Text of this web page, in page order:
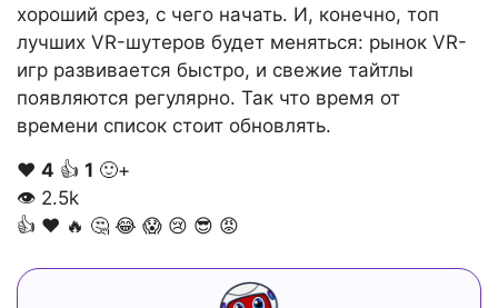
хороший срез, с чего начать. И, конечно, топ
лучших VR-шутеров будет меняться: рынок VR-
игр развивается быстро, и свежие тайтлы
появляются регулярно. Так что время от
времени список стоит обновлять.
❤️ 4 👍 1 🙂+
👁 2.5k
👍 ❤️ 🔥 🤔 😂 😱 😢 😎 😡